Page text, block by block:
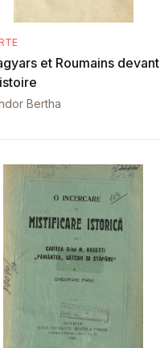
et Roumains devant
Bertha